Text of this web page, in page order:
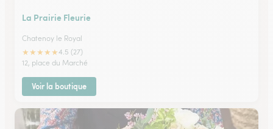
La Prairie Fleurie
Chatenoy le Royal
★★★★★4.5 (27)
12, place du Marché
Voir la boutique